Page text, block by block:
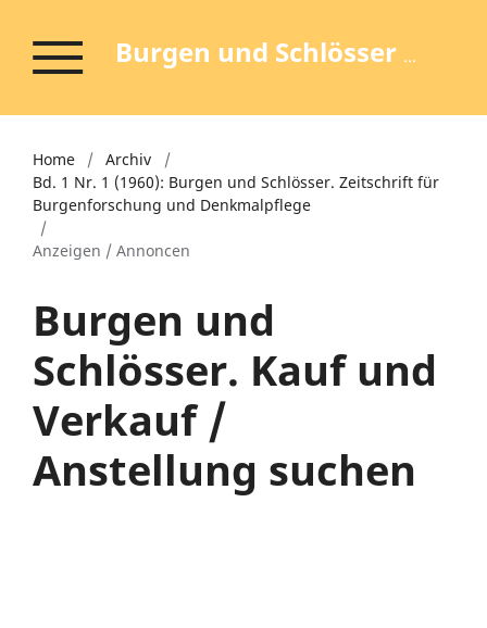
Burgen und Schlösser - Zeitschrift für Burgenforschung und Denkmalpflege
Home / Archiv
/
Bd. 1 Nr. 1 (1960): Burgen und Schlösser. Zeitschrift für
Burgenforschung und Denkmalpflege
/
Anzeigen / Annoncen
Burgen und
Schlösser. Kauf und
Verkauf /
Anstellung suchen